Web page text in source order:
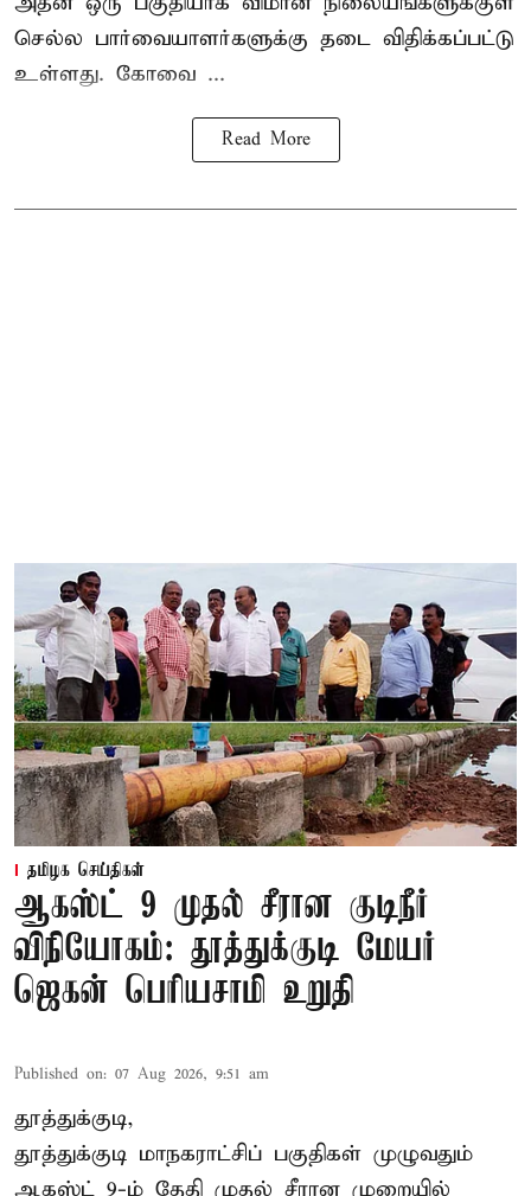
செல்ல பார்வையாளர்களுக்கு தடை விதிக்கப்பட்டு
உள்ளது. கோவை ...
Read More
தமிழக செய்திகள்
ஆகஸ்ட் 9 முதல் சீரான குடிநீர்
விநியோகம்: தூத்துக்குடி மேயர்
ஜெகன் பெரியசாமி உறுதி
Published on: 07 Aug 2026, 9:51 am
தூத்துக்குடி,
தூத்துக்குடி மாநகராட்சிப் பகுதிகள் முழுவதும்
ஆகஸ்ட் 9-ம் தேதி முதல் சீரான முறையில்